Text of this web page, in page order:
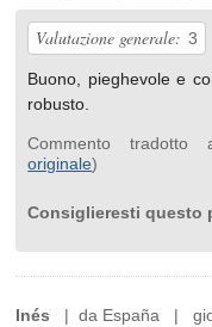
Valutazione generale: 3
Buono, pieghevole e
robusto.
Commento tradotto
originale)
Consiglieresti questo
Inés | da España |